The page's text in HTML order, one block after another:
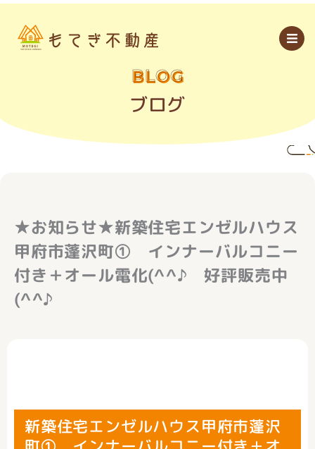
内
BLOG
ブログ
★お知らせ★新築住宅エンゼルハウス
甲府市蓬沢町① インナーバルコニー
付き＋オール電化(^^♪ 好評販売中
(^^♪
新築住宅エンゼルハウス甲府市蓬沢